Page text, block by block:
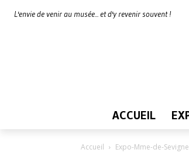
L'envie de venir au musée... et d'y revenir souvent !
ACCUEIL
Accueil Expo-Mme-de-